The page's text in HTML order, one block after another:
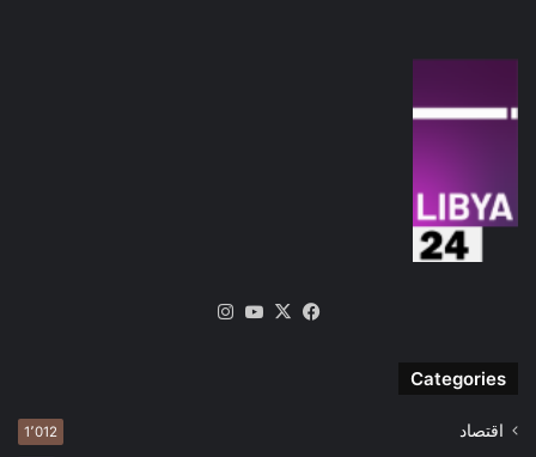
فيسبوك
‫X
‫YouTube
Categories
اقتصاد 1٬012